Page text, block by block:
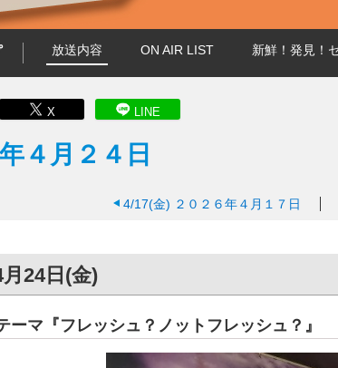
放送内容 ON AIR LIST 新鮮！発見！
X LINE
４月２４日
4/17(金) ２０２６年４月１７日
24日(金)
ーマ『フレッシュ？ノットフレッシュ？』